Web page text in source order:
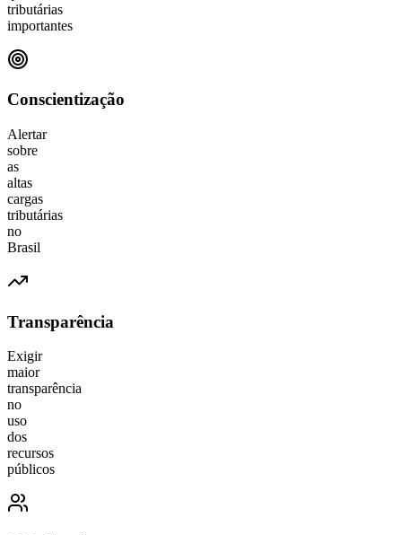
tributárias
importantes
Conscientização
Alertar
sobre
as
altas
cargas
tributárias
no
Brasil
Transparência
Exigir
maior
transparência
no
uso
dos
recursos
públicos